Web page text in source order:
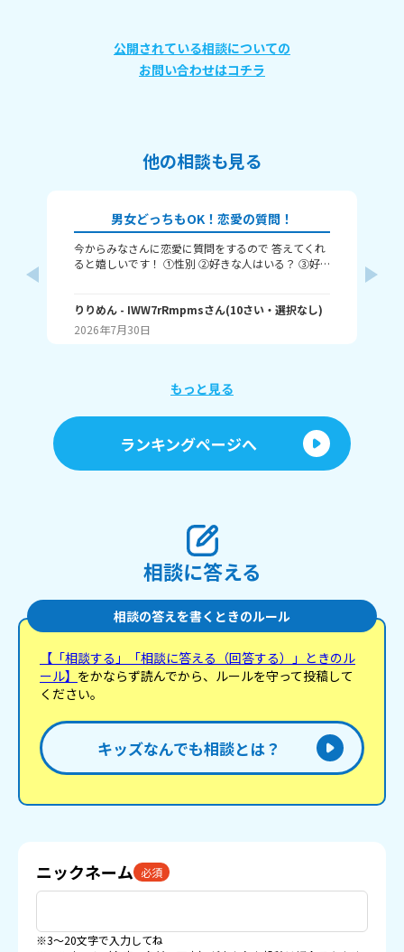
公開されている相談についての
お問い合わせはコチラ
他の相談も見る
男女どっちもOK！恋愛の質問！
今からみなさんに恋愛に質問をするので 答えてくれ
ると嬉しいです！ ①性別 ②好きな人はいる？ ③好
す！ 最後まで見てくれてありがとう！ ではバイバ
イ！
りりめん - IWW7rRmpmsさん(10さい・ 選択なし)
2026年7月30日
もっと見る
ランキングページへ
相談に答える
相談の答えを書くときのルール
【「相談する」「相談に答える（回答する）」ときのル
ール】 をかならず読んでから、ルールを守って投稿して
ください。
キッズなんでも相談とは？
ニックネーム 必須
※3〜20文字で入力してね